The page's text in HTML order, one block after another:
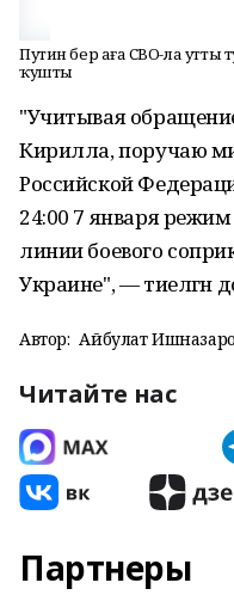
Путин бер аҙға СВО-ла
ҡушты
"Учитывая
Кирилла, поручаю
Российской
24:00 7 января
линии боевого
Украине", — тиелгән
Автор: Айбулат
Читайте нас
Партнеры